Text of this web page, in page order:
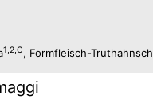
1,2,C, Formfleisch-